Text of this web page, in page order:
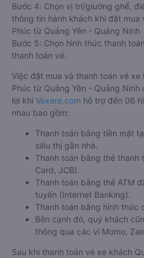
Bước 4: Chọn vị trí/giường ghế,
thông tin hành khách khi đặt mua
Phúc từ Quảng Yên - Quảng Ninh
Bước 5: Chọn hình thức thanh
thanh toán vé.
Việc đặt mua và thanh toán vé xe
Phúc từ Quảng Yên - Quảng
lợi khi Vexere.com hỗ trợ đến 06
nhau bao gồm:
Thanh toán bằng tiền mặt
siêu thị gần nhà.
Thanh toán bằng thẻ thanh
Card, JCB).
Thanh toán bằng thẻ ATM
tuyến (Internet Banking).
Thanh toán bằng hình thức
Bên cạnh đó, quý khách
thông qua các ví Momo,
Sau khi thanh toán vé xe khách